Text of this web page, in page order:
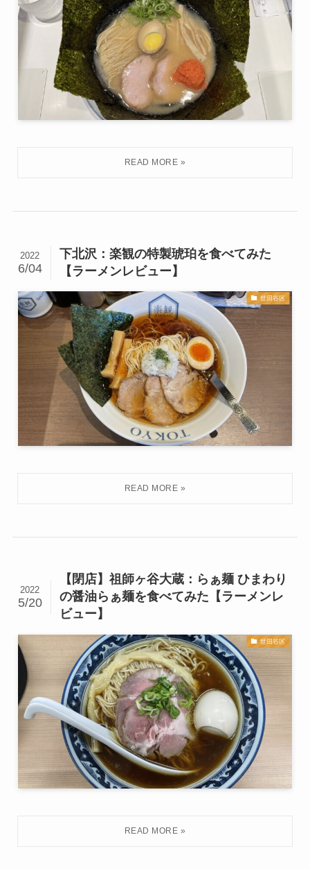
下北沢：楽観の特製琥珀を食べてみた
【ラーメンレビュー】
2022
6/04
世田谷区
【閉店】祖師ヶ谷大蔵：らぁ麺 ひまわり
の醤油らぁ麺を食べてみた【ラーメンレ
ビュー】
2022
5/20
世田谷区